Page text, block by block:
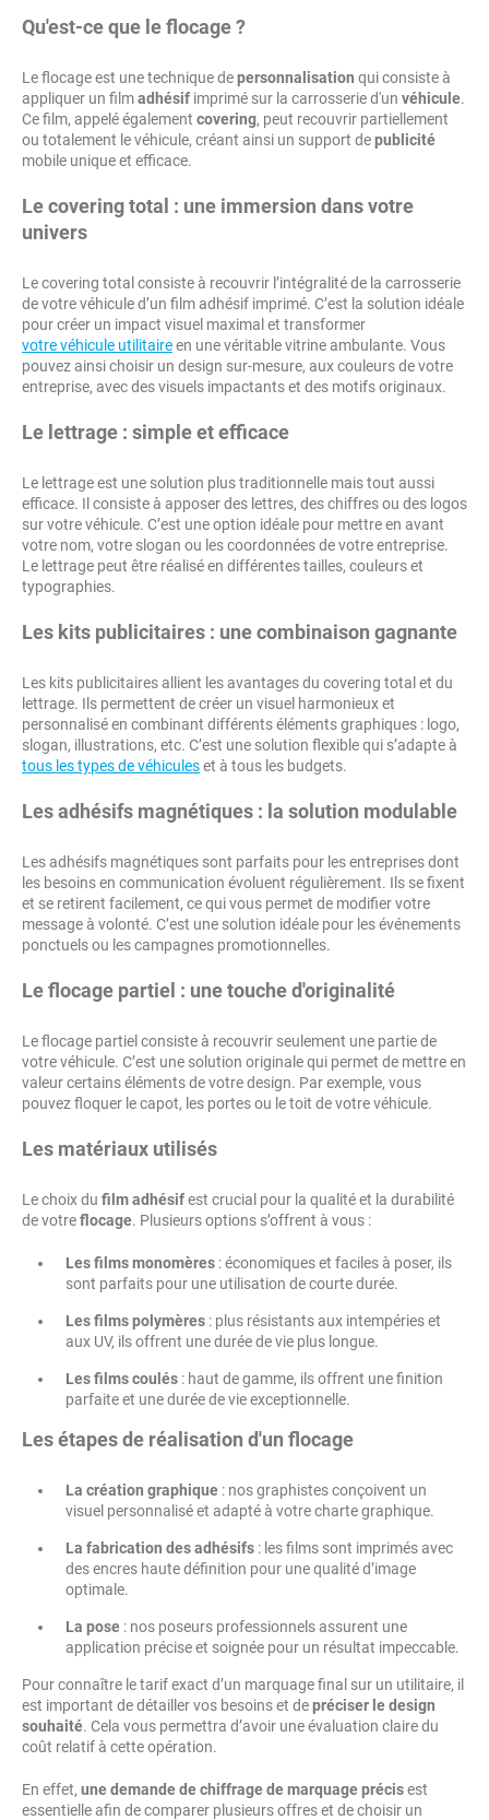
Qu'est-ce que le flocage ?
Le flocage est une technique depersonnalisation qui consiste à
appliquer un filmadhésif imprimé sur la carrosserie d'un véhicule.
Ce film, appelé également covering, peut recouvrir partiellement
ou totalement le véhicule, créant ainsi un support depublicité
mobile unique et efficace.
Le covering total : une immersion dans votre
univers
Le covering total consiste à recouvrir l’intégralité de la carrosserie
de votre véhicule d’un film adhésif imprimé. C’est la solution idéale
pour créer un impact visuel maximal et transformer
votre véhicule utilitaireen une véritable vitrine ambulante. Vous
pouvez ainsi choisir un design sur-mesure, aux couleurs de votre
entreprise, avec des visuels impactants et des motifs originaux.
Le lettrage : simple et efficace
Le lettrage est une solution plus traditionnelle mais tout aussi
efficace. Il consiste à apposer des lettres, des chiffres ou des logos
sur votre véhicule. C’est une option idéale pour mettre en avant
votre nom, votre slogan ou les coordonnées de votre entreprise.
Le lettrage peut être réalisé en différentes tailles, couleurs et
typographies.
Les kits publicitaires : une combinaison gagnante
Les kits publicitaires allient les avantages du covering total et du
lettrage. Ils permettent de créer un visuel harmonieux et
personnalisé en combinant différents éléments graphiques : logo,
slogan, illustrations, etc. C’est une solution flexible qui s’adapte à
tous les types de véhiculeset à tous les budgets.
Les adhésifs magnétiques : la solution modulable
Les adhésifs magnétiques sont parfaits pour les entreprises dont
les besoins en communication évoluent régulièrement. Ils se fixent
et se retirent facilement, ce qui vous permet de modifier votre
message à volonté. C’est une solution idéale pour les événements
ponctuels ou les campagnes promotionnelles.
Le flocage partiel : une touche d'originalité
Le flocage partiel consiste à recouvrir seulement une partie de
votre véhicule. C’est une solution originale qui permet de mettre en
valeur certains éléments de votre design. Par exemple, vous
pouvez floquer le capot, les portes ou le toit de votre véhicule.
Les matériaux utilisés
Le choix du film adhésifest crucial pour la qualité et la durabilité
de votreflocage. Plusieurs options s’offrent à vous :
Les films monomères : économiques et faciles à poser, ils
sont parfaits pour une utilisation de courte durée.
Les films polymères : plus résistants aux intempéries et
aux UV, ils offrent une durée de vie plus longue.
Les films coulés : haut de gamme, ils offrent une finition
parfaite et une durée de vie exceptionnelle.
Les étapes de réalisation d'un flocage
La création graphique : nos graphistes conçoivent un
visuel personnalisé et adapté à votre charte graphique.
La fabrication des adhésifs : les films sont imprimés avec
des encres haute définition pour une qualité d’image
optimale.
La pose : nos poseurs professionnels assurent une
application précise et soignée pour un résultat impeccable.
Pour connaître le tarif exact d’un marquage final sur un utilitaire, il
est important de détailler vos besoins et depréciser le design
souhaité. Cela vous permettra d’avoir une évaluation claire du
coût relatif à cette opération.
En effet, une demande de chiffrage de marquage précisest
essentielle afin de comparer plusieurs offres et de choisir un